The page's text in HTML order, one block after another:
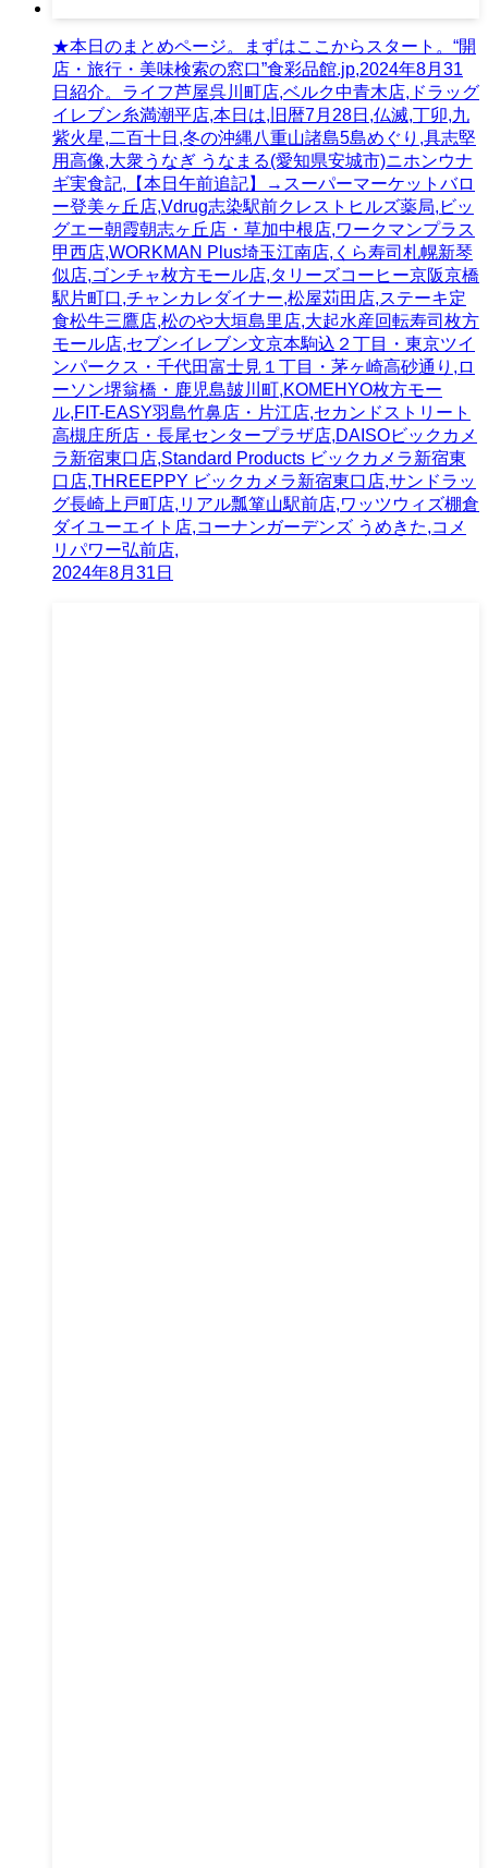
★本日のまとめページ。まずはここからスタート。“開
店・旅行・美味検索の窓口”食彩品館.jp,2024年8月31
日紹介。ライフ芦屋呉川町店,ベルク中青木店,ドラッグ
イレブン糸満潮平店,本日は,旧暦7月28日,仏滅,丁卯,九
紫火星,二百十日,冬の沖縄八重山諸島5島めぐり,具志堅
用高像,大衆うなぎ うなまる(愛知県安城市)ニホンウナ
ギ実食記,【本日午前追記】→スーパーマーケットバロ
ー登美ヶ丘店,Vdrug志染駅前クレストヒルズ薬局,ビッ
グエー朝霞朝志ヶ丘店・草加中根店,ワークマンプラス
甲西店,WORKMAN Plus埼玉江南店,くら寿司札幌新琴
似店,ゴンチャ枚方モール店,タリーズコーヒー京阪京橋
駅片町口,チャンカレダイナー,松屋苅田店,ステーキ定
食松牛三鷹店,松のや大垣島里店,大起水産回転寿司枚方
モール店,セブンイレブン文京本駒込２丁目・東京ツイ
ンパークス・千代田富士見１丁目・茅ヶ崎高砂通り,ロ
ーソン堺翁橋・鹿児島皷川町,KOMEHYO枚方モー
ル,FIT-EASY羽島竹鼻店・片江店,セカンドストリート
高槻庄所店・長尾センタープラザ店,DAISOビックカメ
ラ新宿東口店,Standard Products ビックカメラ新宿東
口店,THREEPPY ビックカメラ新宿東口店,サンドラッ
グ長崎上戸町店,リアル瓢箪山駅前店,ワッツウィズ棚倉
ダイユーエイト店,コーナンガーデンズ うめきた,コメ
リパワー弘前店,
2024年8月31日